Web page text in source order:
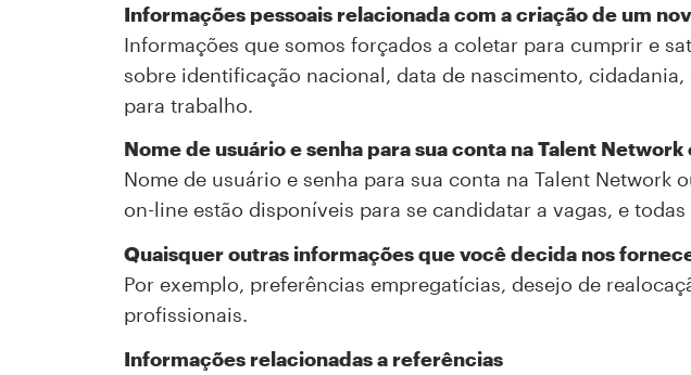
Informações pessoais relacionada com a criação de um
Informações que somos forçados a coletar para cumprir e
sobre identificação nacional, data de nascimento,
para trabalho.
Nome de usuário e senha para sua conta na Talent Network
Nome de usuário e senha para sua conta na Talent
on-line estão disponíveis para se candidatar a vagas, e
Quaisquer outras informações que você decida nos
Por exemplo, preferências empregatícias, desejo de
profissionais.
Informações relacionadas a referências